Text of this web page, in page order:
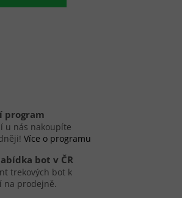
program
u nás nakoupíte
Více o programu
bot v ČR
trekových bot k
na prodejně.